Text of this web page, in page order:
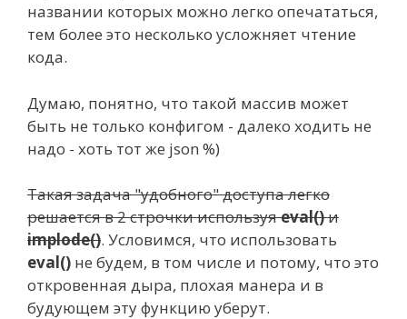
названии которых можно легко опечататься,
тем более это несколько усложняет чтение
кода.
Думаю, понятно, что такой массив может
быть не только конфигом - далеко ходить не
надо - хоть тот же json %)
Такая задача "удобного" доступа легко
решается в 2 строчки используяeval()и
implode(). Условимся, что использовать
eval() не будем, в том числе и потому, что это
откровенная дыра, плохая манера и в
будующем эту функцию уберут.